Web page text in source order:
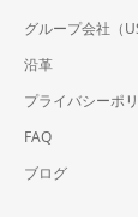
グループ会社（
沿革
プライバシーポ
FAQ
ブログ